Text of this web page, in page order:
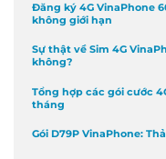
Đăng ký 4G VinaPhone
không giới hạn
Sự thật về Sim 4G
không?
Tổng hợp các gói cước
tháng
Gói D79P VinaPhone: